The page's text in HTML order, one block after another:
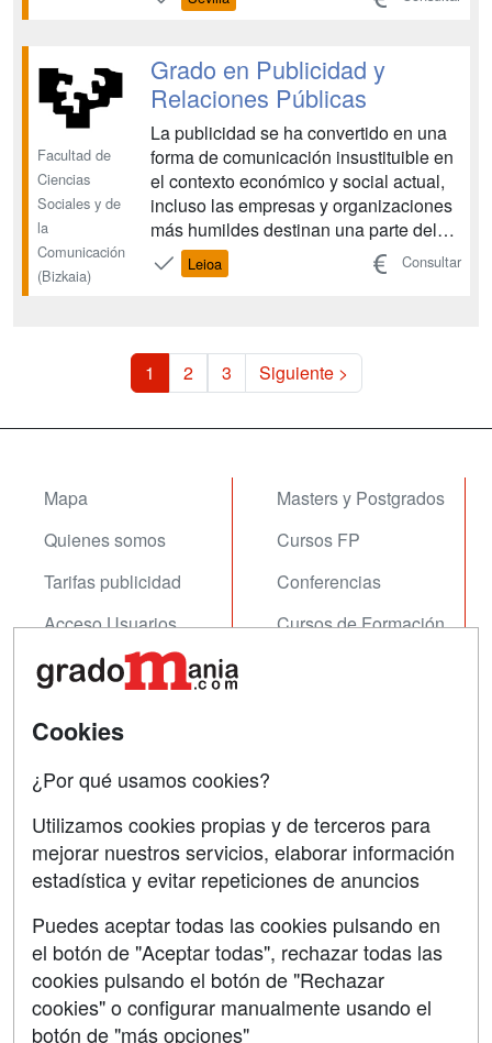
empresarial que incide en la labor del
especialmente en la publicitaria y de
las relaciones públicas, para ac...
Facultad de
Ciencias
Sociales y de
la
Comunicación
(Bizkaia)
Grado en Publicidad y
Relaciones Públicas
La publicidad se ha convertido en una
forma de comunicación insustituible en
el contexto económico y social actual,
incluso las empresas y organizaciones
más humildes destinan una parte del
presupuesto a las acciones
publicitarias y de relaciones públicas.
desarrollar la capacidad ...
Leioa Consultar
1 2 3 Siguiente >
Mapa
Quienes somos
Tarifas publicidad
Acceso Usuarios
Acceso Centros
Masters y Postgrados
Cursos FP
Conferencias
Cursos de Formación
Contactar
Confidencialidad
Aviso legal
Copyleft
Grupo formazion:
Cookies
¿Por qué usamos cookies?
Utilizamos cookies propias y de terceros para
mejorar nuestros servicios, elaborar información
estadística y evitar repeticiones de anuncios
Puedes aceptar todas las cookies pulsando en
el botón de "Aceptar todas", rechazar todas las
cookies pulsando el botón de "Rechazar
cookies" o configurar manualmente usando el
botón de "más opciones"